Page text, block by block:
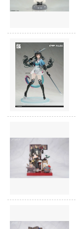
太郎
ム・ノーライフ
ン・ホテルへようこそ
クールD×D
ガーデン
・ポッターシリーズ